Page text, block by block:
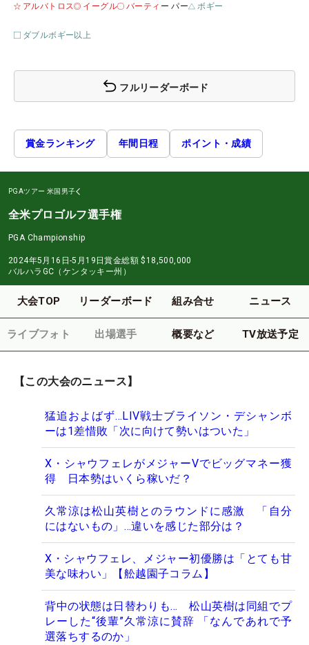
アルバトロス イーグル バーティ ー パー ボギー
ダブルボギー以上
フルリーダーボード
賞金ランキング 年間日程 ポイント・成績
PGAツアー 米国男子
全米プロゴルフ選手権
PGA Championship
2024年5月16日-5月19日賞金総額 $18,500,000
バルハラGC（ケンタッキー州）
大会TOP リーダーボード 組み合せ ニュース
ライブフォト 出場選手 概要など TV放送予定
【この大会のニュース】
猛追およばず…LIV戦士ブライソン・デシャンボ
ーは1差惜敗「次に向けて勢いはついた」
X・シャウフェレがメジャーVでビッグマネー獲
得 日本勢はいくら稼いだ？
久常涼は松山英樹とのラウンドに感激 「自分
にはないもの」…違いを感じた部分は？
X・シャウフェレ、メジャー初優勝は「とても甘
美な味わい」【舩越園子コラム】
背中の状態は日替わりも… 松山英樹は同組でプ
レーした“後輩”久常涼に賛辞 「なんであれで予
選落ちするのか」